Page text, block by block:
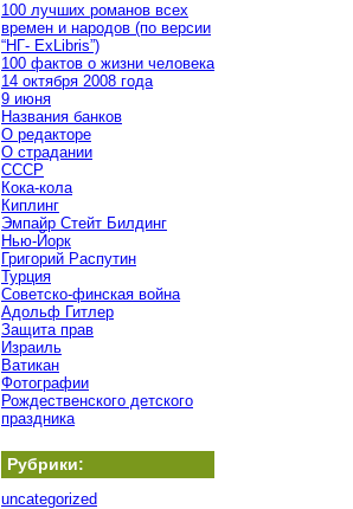
100 лучших романов всех
времен и народов (по версии
“НГ- ExLibris”)
100 фактов о жизни человека
14 октября 2008 года
9 июня
Названия банков
О редакторе
О страдании
СССР
Кока-кола
Киплинг
Эмпайр Стейт Билдинг
Нью-Йорк
Григорий Распутин
Турция
Советско-финская война
Адольф Гитлер
Защита прав
Израиль
Ватикан
Фотографии
Рождественского детского
праздника
Рубрики:
uncategorized